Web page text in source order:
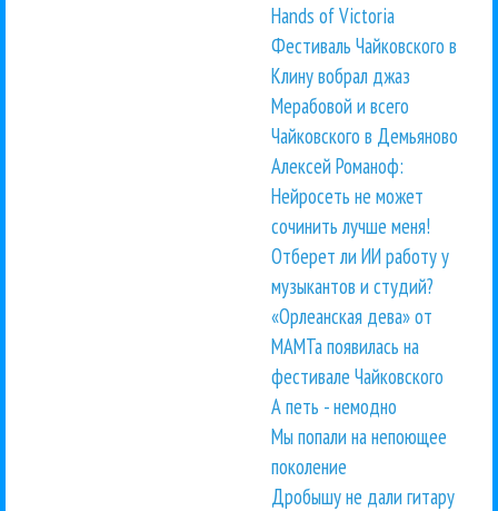
Hands of Victoria
Фестиваль Чайковского в
Клину вобрал джаз
Мерабовой и всего
Чайковского в Демьяново
Алексей Романоф:
Нейросеть не может
сочинить лучше меня!
Отберет ли ИИ работу у
музыкантов и студий?
«Орлеанская дева» от
МАМТа появилась на
фестивале Чайковского
А петь - немодно
Мы попали на непоющее
поколение
Дробышу не дали гитару